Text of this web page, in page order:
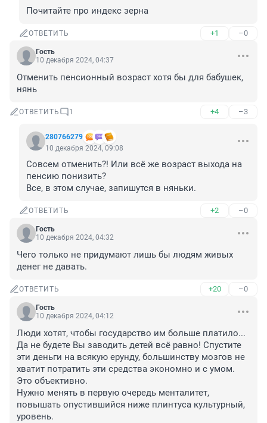
Почитайте про индекс зерна
ОТВЕТИТЬ +1 –0
Гость
10 декабря 2024, 04:37
Отменить пенсионный возраст хотя бы для бабушек,
нянь
ОТВЕТИТЬ 1 +4 –3
280766279
10 декабря 2024, 09:08
Совсем отменить?! Или всё же возраст выхода на
пенсию понизить?
Все, в этом случае, запишутся в няньки.
ОТВЕТИТЬ +2 –0
Гость
10 декабря 2024, 04:32
Чего только не придумают лишь бы людям живых
денег не давать.
ОТВЕТИТЬ +20 –0
Гость
10 декабря 2024, 04:12
Люди хотят, чтобы государство им больше платило...
Да не будете Вы заводить детей всё равно! Спустите
эти деньги на всякую ерунду, большинству мозгов не
хватит потратить эти средства экономно и с умом.
Это объективно.
Нужно менять в первую очередь менталитет,
повышать опустившийся ниже плинтуса культурный,
уровень.